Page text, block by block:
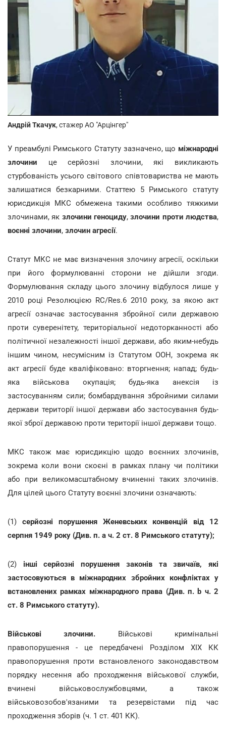
Андрій Ткачук, стажер АО "Арцінгер"
У преамбулі Римського Статуту зазначено, що міжнародні
злочини це серйозні злочини, які викликають
стурбованість усього світового співтовариства не мають
залишатися безкарними. Статтею 5 Римського статуту
юрисдикція МКС обмежена такими особливо тяжкими
злочинами, як злочини геноциду,злочини проти людства,
воєнні злочини, злочин агресії.
Статут МКС не має визначення злочину агресії, оскільки
при його формулюванні сторони не дійшли згоди.
Формулювання складу цього злочину відбулося лише у
2010 році Резолюцією RC/Res.6 2010 року, за якою акт
агресії означає застосування збройної сили державою
проти суверенітету, територіальної недоторканності або
політичної незалежності іншої держави, або яким-небудь
іншим чином, несумісним із Статутом ООН, зокрема як
акт агресії буде кваліфіковано: вторгнення; напад; будь-
яка військова окупація; будь-яка анексія із
застосуванням сили; бомбардування збройними силами
держави території іншої держави або застосування будь-
якої зброї державою проти території іншої держави тощо.
МКС також має юрисдикцію щодо воєнних злочинів,
зокрема коли вони скоєні в рамках плану чи політики
або при великомасштабному вчиненні таких злочинів.
Для цілей цього Статуту воєнні злочини означають:
(1) серйозні порушення Женевських конвенцій від 12
серпня 1949 року (Див. п. a ч. 2 ст. 8 Римського статуту);
(2) інші серйозні порушення законів та звичаїв, які
застосовуються в міжнародних збройних конфліктах у
встановлених рамках міжнародного права (Див. п. b ч. 2
ст. 8 Римського статуту).
Військові злочини. Військові кримінальні
правопорушення - це передбачені Розділом XIX КК
правопорушення проти встановленого законодавством
порядку несення або проходження військової служби,
вчинені військовослужбовцями, а також
військовозобов'язаними та резервістами під час
проходження зборів (ч. 1 ст. 401 КК).